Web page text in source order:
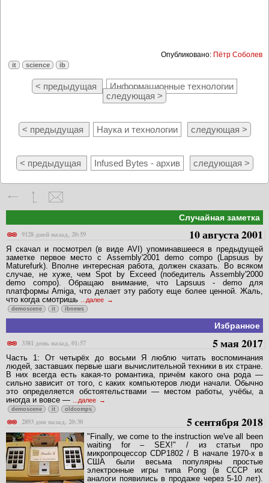
Опубликовано: Пётр Соболев
it science ib
< предыдущая
Информационные технологии
следующая >
< предыдущая Наука и технологии следующая >
< предыдущая Infused Bytes - архив следующая >
Случайная заметка
9128 дней назад, 20:59
10 августа 2001
Я скачал и посмотрел (в виде AVI) упоминавшееся в предыдущей
заметке первое место с Assembly'2001 demo compo (Lapsuus by
Maturefurk). Вполне интересная работа, должен сказать. Во всяком
случае, не хуже, чем Spot by Exceed (победитель Assembly'2000
demo compo). Обращаю внимание, что Lapsuus - demo для
платформы Amiga, что делает эту работу еще более ценной. Жаль,
что когда смотришь
...далее
demoscene it ibnews
Избранное
3381 день назад, 01:57
5 мая 2017
Часть 1: От четырёх до восьми Я люблю читать воспоминания
людей, заставших первые шаги вычислительной техники в их стране.
В них всегда есть какая-то романтика, причём какого она рода —
сильно зависит от того, с каких компьютеров люди начали. Обычно
это определяется обстоятельствами — местом работы, учёбы, а
иногда и вовсе —
...далее
demoscene it oldcomps
2893 дня назад, 20:30 5 сентября 2018
"Finally, we come to the instruction we've all been
waiting for – SEX!" / из статьи про
микропроцессор CDP1802 / В начале 1970-х в
США были весьма популярны простые
электронные игры типа Pong (в СССР их
аналоги появились в продаже через 5-10 лет).